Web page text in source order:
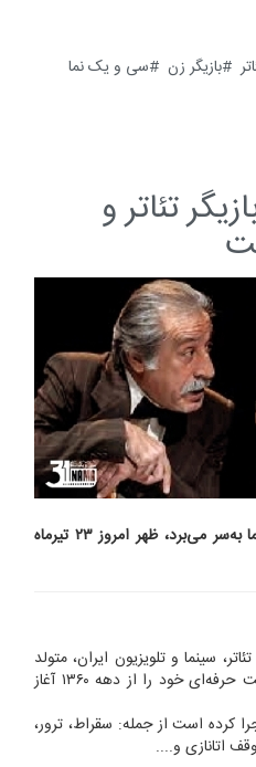
بازیگر زن
سی و یک نما
تئاتر و
ویژه بیمارستان آزادی تهران در کما به‌سر می‌برد، ظهر امروز ۲۳ تیرماه
سینما و تلویزیون ایران، متولد
سال ۱۳۴۰ در تهران است و فعالیت حرفه‌ای خود را از دهه ۱۳۶۰ آغاز
کرده است از جمله: سقراط، ترور،
اتانازی و....